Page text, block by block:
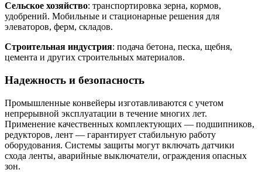
Сельское хозяйство: транспортировка зерна, кормов,
удобрений. Мобильные и стационарные решения для
элеваторов, ферм, складов.
Строительная индустрия: подача бетона, песка, щебня,
цемента и других строительных материалов.
Надежность и безопасность
Промышленные конвейеры изготавливаются с учетом
непрерывной эксплуатации в течение многих лет.
Применение качественных комплектующих — подшипников,
редукторов, лент — гарантирует стабильную работу
оборудования. Системы защиты могут включать датчики
схода ленты, аварийные выключатели, ограждения опасных
зон.